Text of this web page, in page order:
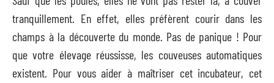
tranquillement. En effet, elles préfèrent courir dans les
champs à la découverte du monde. Pas de panique ! Pour
que votre élevage réussisse, les couveuses automatiques
existent. Pour vous aider à maîtriser cet incubateur, cet